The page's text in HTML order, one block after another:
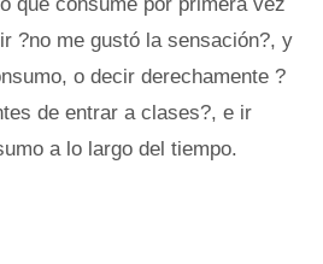
?no me gustó la sensación?, y
o decir derechamente ?
de entrar a clases?, e ir
a lo largo del tiempo.